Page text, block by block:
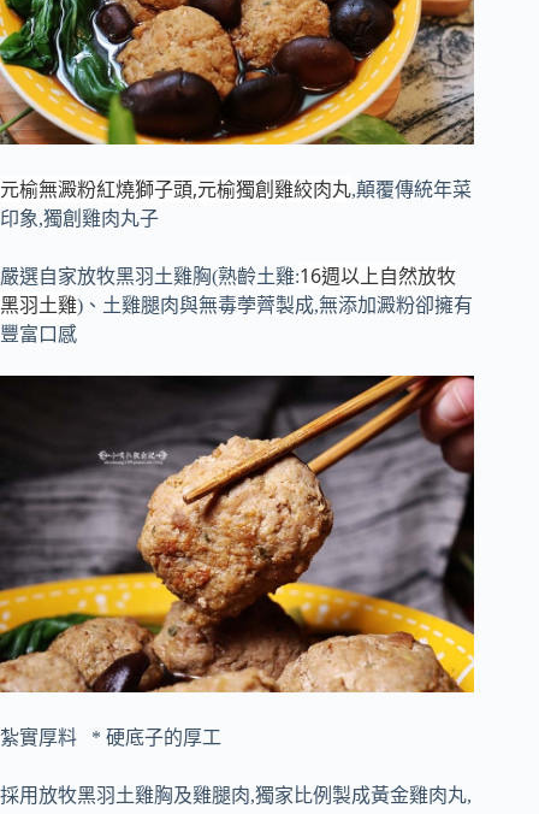
元榆無澱粉紅燒獅子頭,元榆獨創雞絞肉丸,顛覆傳統年菜
印象,獨創雞肉丸子
嚴選自家放牧黑羽土雞胸(熟齡土雞:16週以上自然放牧
黑羽土雞)、土雞腿肉與無毒荸薺製成,無添加澱粉卻擁有
豐富口感
紮實厚料 * 硬底子的厚工
採用放牧黑羽土雞胸及雞腿肉,獨家比例製成黃金雞肉丸,